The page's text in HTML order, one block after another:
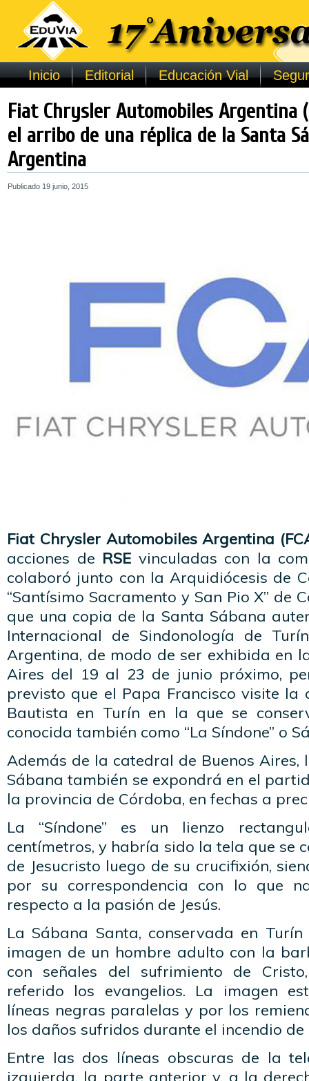
Inicio Editorial Educación Vial
Fiat Chrysler Automobiles Argentina
el arribo de una réplica de la Santa
Argentina
Publicado 19 junio, 2015
Fiat Chrysler Automobiles Argentina
acciones de RSE vinculadas con la
colaboró junto con la Arquidiócesis de
“Santísimo Sacramento y San Pio X” de
que una copia de la Santa Sábana
Internacional de Sindonología de
Argentina, de modo de ser exhibida en
Aires del 19 al 23 de junio próximo,
previsto que el Papa Francisco visite la
Bautista en Turín en la que se
conocida también como “La Síndone” o
Además de la catedral de Buenos
Sábana también se expondrá en el
la provincia de Córdoba, en fechas a
La “Síndone” es un lienzo
centímetros, y habría sido la tela que se
de Jesucristo luego de su crucifixión,
por su correspondencia con lo que
respecto a la pasión de Jesús.
La Sábana Santa, conservada en
imagen de un hombre adulto con la
con señales del sufrimiento de
referido los evangelios. La imagen
líneas negras paralelas y por los
los daños sufridos durante el incendio de
Entre las dos líneas obscuras de la
izquierda, la parte anterior y, a la